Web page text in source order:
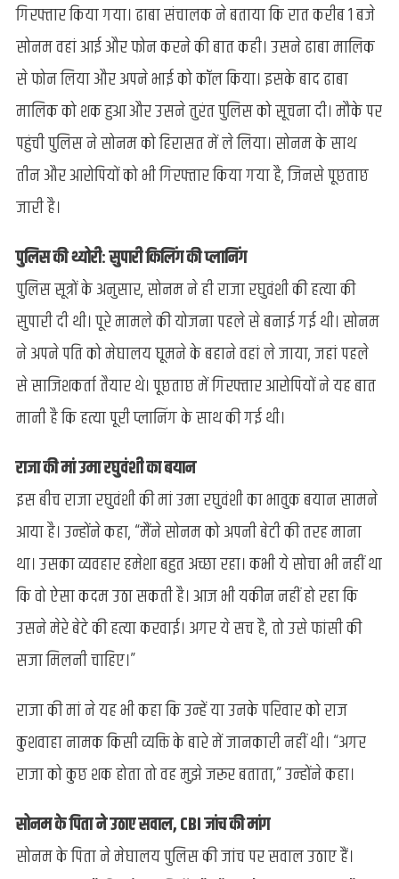
गिरफ्तार किया गया। ढाबा संचालक ने बताया कि रात करीब 1 बजे
सोनम वहां आई और फोन करने की बात कही। उसने ढाबा मालिक
से फोन लिया और अपने भाई को कॉल किया। इसके बाद ढाबा
मालिक को शक हुआ और उसने तुरंत पुलिस को सूचना दी। मौके पर
पहुंची पुलिस ने सोनम को हिरासत में ले लिया। सोनम के साथ
तीन और आरोपियों को भी गिरफ्तार किया गया है, जिनसे पूछताछ
जारी है।
पुलिस की थ्योरी: सुपारी किलिंग की प्लानिंग
पुलिस सूत्रों के अनुसार, सोनम ने ही राजा रघुवंशी की हत्या की
सुपारी दी थी। पूरे मामले की योजना पहले से बनाई गई थी। सोनम
ने अपने पति को मेघालय घूमने के बहाने वहां ले जाया, जहां पहले
से साजिशकर्ता तैयार थे। पूछताछ में गिरफ्तार आरोपियों ने यह बात
मानी है कि हत्या पूरी प्लानिंग के साथ की गई थी।
राजा की मां उमा रघुवंशी का बयान
इस बीच राजा रघुवंशी की मां उमा रघुवंशी का भावुक बयान सामने
आया है। उन्होंने कहा, “मैंने सोनम को अपनी बेटी की तरह माना
था। उसका व्यवहार हमेशा बहुत अच्छा रहा। कभी ये सोचा भी नहीं था
कि वो ऐसा कदम उठा सकती है। आज भी यकीन नहीं हो रहा कि
उसने मेरे बेटे की हत्या करवाई। अगर ये सच है, तो उसे फांसी की
सजा मिलनी चाहिए।”
राजा की मां ने यह भी कहा कि उन्हें या उनके परिवार को राज
कुशवाहा नामक किसी व्यक्ति के बारे में जानकारी नहीं थी। “अगर
राजा को कुछ शक होता तो वह मुझे जरूर बताता,” उन्होंने कहा।
सोनम के पिता ने उठाए सवाल, CBI जांच की मांग
सोनम के पिता ने मेघालय पुलिस की जांच पर सवाल उठाए हैं।